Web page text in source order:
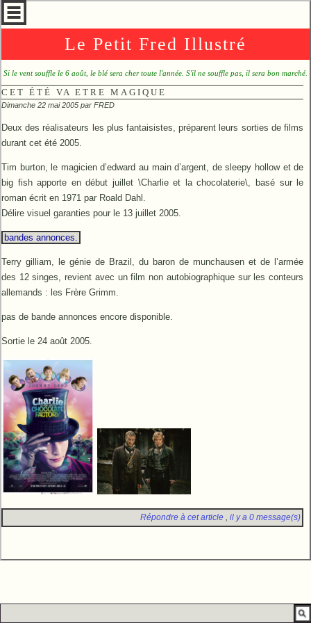
Le Petit Fred Illustré
Si le vent souffle le 6 août, le blé sera cher toute l'année. S'il ne souffle pas, il sera bon marché.
CET ÉTÉ VA ETRE MAGIQUE
Dimanche 22 mai 2005 par FRED
Deux des réalisateurs les plus fantaisistes, préparent leurs sorties de films
durant cet été 2005.
Tim burton, le magicien d’edward au main d’argent, de sleepy hollow et de
big fish apporte en début juillet \Charlie et la chocolaterie\, basé sur le
roman écrit en 1971 par Roald Dahl.
Délire visuel garanties pour le 13 juillet 2005.
bandes annonces.
Terry gilliam, le génie de Brazil, du baron de munchausen et de l’armée
des 12 singes, revient avec un film non autobiographique sur les conteurs
allemands : les Frère Grimm.
pas de bande annonces encore disponible.
Sortie le 24 août 2005.
Répondre à cet article,il y a 0 message(s)